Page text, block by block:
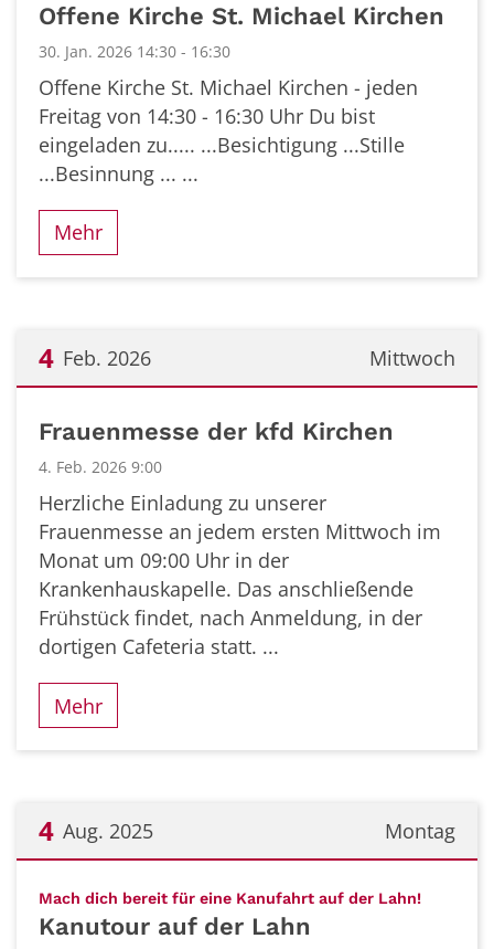
Offene Kirche St. Michael Kirchen
30. Jan. 2026 14:30 - 16:30
Offene Kirche St. Michael Kirchen - jeden
Freitag von 14:30 - 16:30 Uhr Du bist
eingeladen zu..... ...Besichtigung ...Stille
...Besinnung ... ...
Mehr
Mittwoch
4 Feb. 2026
Frauenmesse der kfd Kirchen
4. Feb. 2026 9:00
Herzliche Einladung zu unserer
Frauenmesse an jedem ersten Mittwoch im
Monat um 09:00 Uhr in der
Krankenhauskapelle. Das anschließende
Frühstück findet, nach Anmeldung, in der
dortigen Cafeteria statt. ...
Mehr
Montag
4 Aug. 2025
Mach dich bereit für eine Kanufahrt auf der Lahn!:
Kanutour auf der Lahn